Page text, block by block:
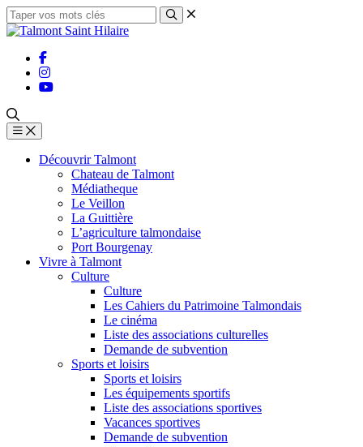
Découvrir Talmont
Chateau de Talmont
Médiatheque
Le Veillon
La Guittière
L’agriculture talmondaise
Port Bourgenay
Vivre à Talmont
Culture
Culture
Les Cahiers du Patrimoine Talmondais
Le cinéma
Liste des associations culturelles
Demande de subvention
Sports et loisirs
Sports et loisirs
Les équipements sportifs
Liste des associations sportives
Vacances sportives
Demande de subvention